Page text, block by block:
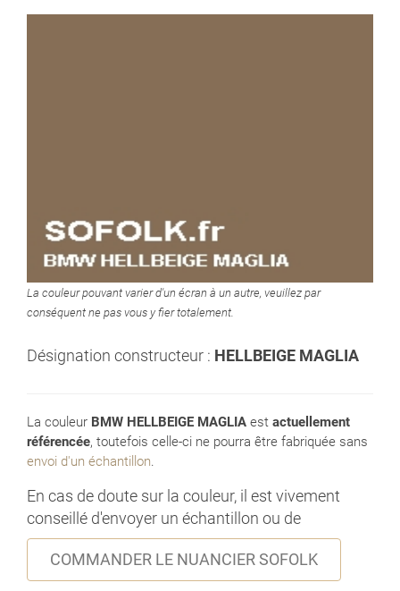
La couleur pouvant varier d'un écran à un autre, veuillez par
conséquent ne pas vous y fier totalement.
Désignation constructeur : HELLBEIGE MAGLIA
La couleur BMW HELLBEIGE MAGLIA est actuellement
référencée, toutefois celle-ci ne pourra être fabriquée sans
envoi d'un échantillon.
En cas de doute sur la couleur, il est vivement
conseillé d'envoyer un échantillon ou de
COMMANDER LE NUANCIER SOFOLK